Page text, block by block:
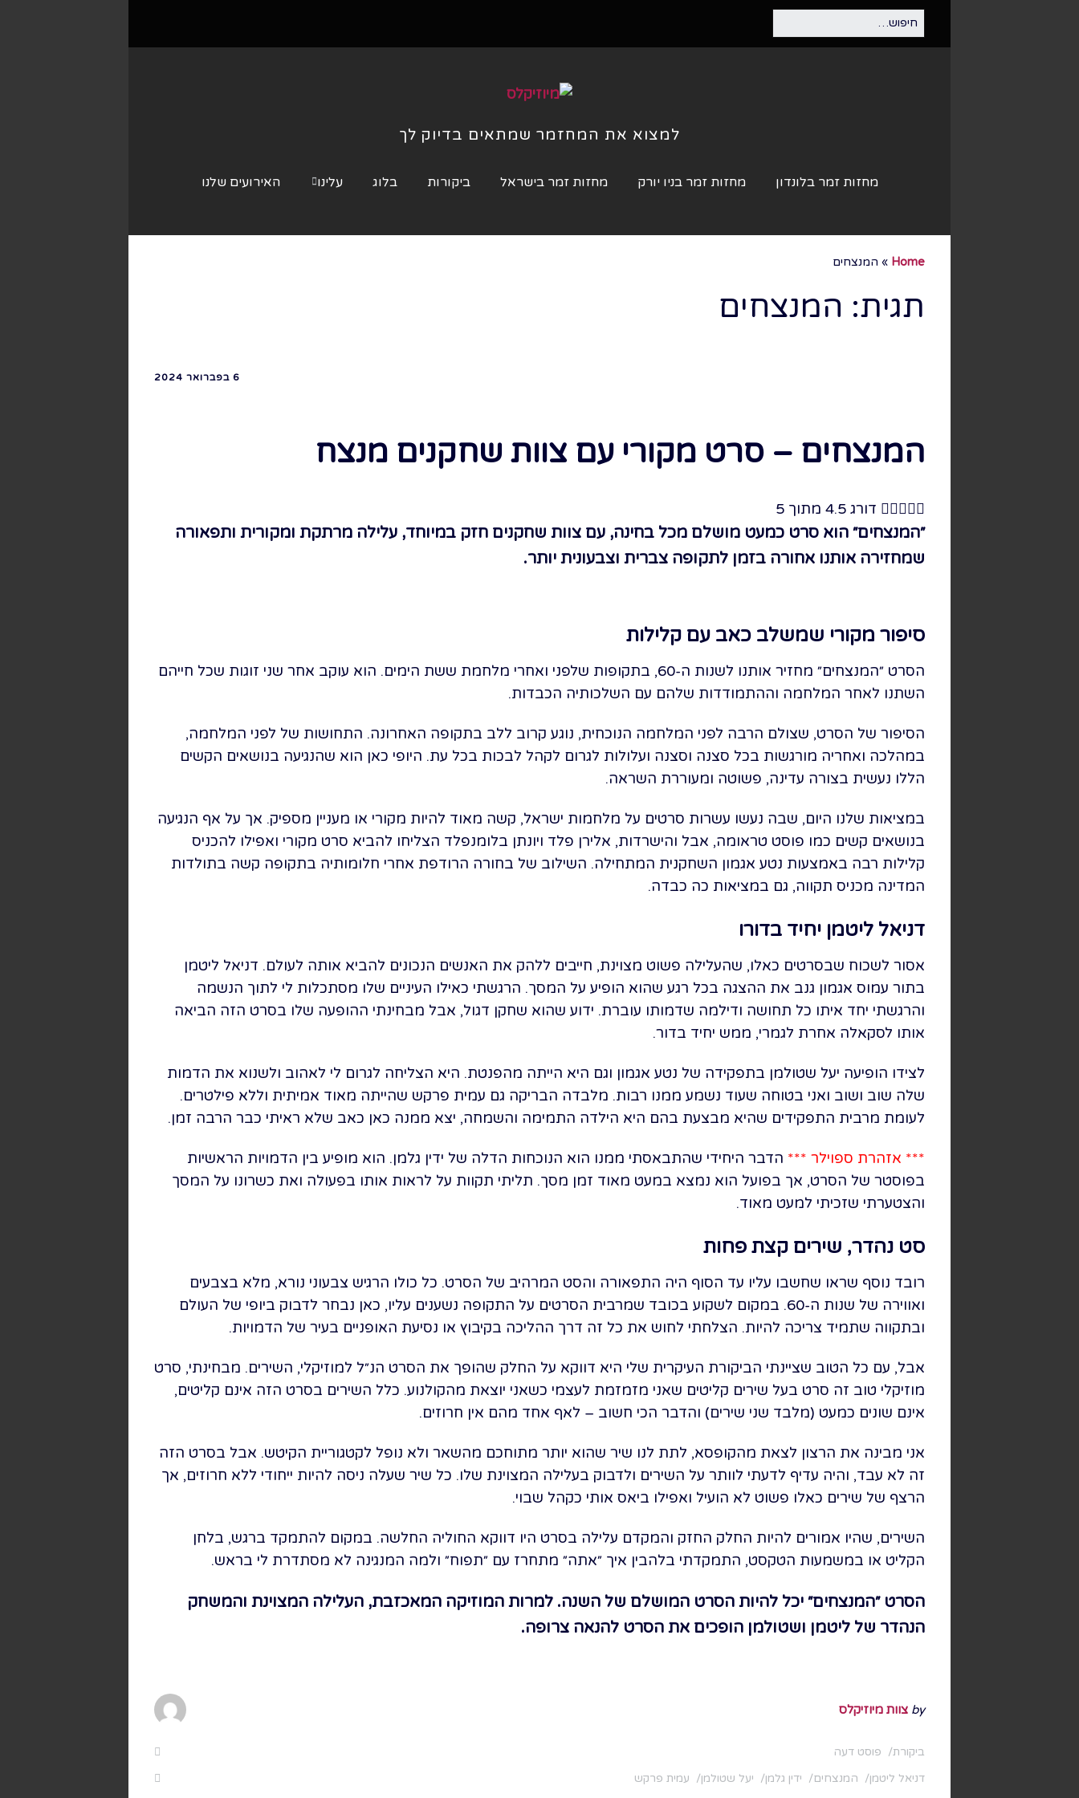
למצוא את המחזמר שמתאים בדיוק לך
מחזות זמר בלונדון מחזות זמר בניו יורק מחזות זמר בישראל ביקורות בלוג עלינו האירועים שלנו
Home
» המנצחים
תגית: המנצחים
6 בפברואר 2024
המנצחים – סרט מקורי עם צוות שחקנים מנצח
 דורג 4.5 מתוך 5
״המנצחים״ הוא סרט כמעט מושלם מכל בחינה, עם צוות שחקנים חזק במיוחד, עלילה מרתקת ומקורית ותפאורה
שמחזירה אותנו אחורה בזמן לתקופה צברית וצבעונית יותר.
סיפור מקורי שמשלב כאב עם קלילות
הסרט ״המנצחים״ מחזיר אותנו לשנות ה-60, בתקופות שלפני ואחרי מלחמת ששת הימים. הוא עוקב אחר שני זוגות שכל חייהם
השתנו לאחר המלחמה וההתמודדות שלהם עם השלכותיה הכבדות.
הסיפור של הסרט, שצולם הרבה לפני המלחמה הנוכחית, נוגע קרוב ללב בתקופה האחרונה. התחושות של לפני המלחמה,
במהלכה ואחריה מורגשות בכל סצנה וסצנה ועלולות לגרום לקהל לבכות בכל עת. היופי כאן הוא שהנגיעה בנושאים הקשים
הללו נעשית בצורה עדינה, פשוטה ומעוררת השראה.
במציאות שלנו היום, שבה נעשו עשרות סרטים על מלחמות ישראל, קשה מאוד להיות מקורי או מעניין מספיק. אך על אף הנגיעה
בנושאים קשים כמו פוסט טראומה, אבל והישרדות, אלירן פלד ויונתן בלומנפלד הצליחו להביא סרט מקורי ואפילו להכניס
קלילות רבה באמצעות נטע אגמון השחקנית המתחילה. השילוב של בחורה הרודפת אחרי חלומותיה בתקופה קשה בתולדות
המדינה מכניס תקווה, גם במציאות כה כבדה.
דניאל ליטמן יחיד בדורו
אסור לשכוח שבסרטים כאלו, שהעלילה פשוט מצוינת, חייבים ללהק את האנשים הנכונים להביא אותה לעולם. דניאל ליטמן
בתור עמוס אגמון גנב את ההצגה בכל רגע שהוא הופיע על המסך. הרגשתי כאילו העיניים שלו מסתכלות לי לתוך הנשמה
והרגשתי יחד איתו כל תחושה ודילמה שדמותו עוברת. ידוע שהוא שחקן דגול, אבל מבחינתי ההופעה שלו בסרט הזה הביאה
אותו לסקאלה אחרת לגמרי, ממש יחיד בדור.
לצידו הופיעה יעל שטולמן בתפקידה של נטע אגמון וגם היא הייתה מהפנטת. היא הצליחה לגרום לי לאהוב ולשנוא את הדמות
שלה שוב ושוב ואני בטוחה שעוד נשמע ממנו רבות. מלבדה הבריקה גם עמית פרקש שהייתה מאוד אמיתית וללא פילטרים.
לעומת מרבית התפקידים שהיא מבצעת בהם היא הילדה התמימה והשמחה, יצא ממנה כאן כאב שלא ראיתי כבר הרבה זמן.
*** אזהרת ספוילר *** הדבר היחידי שהתבאסתי ממנו הוא הנוכחות הדלה של ידין גלמן. הוא מופיע בין הדמויות הראשיות
בפוסטר של הסרט, אך בפועל הוא נמצא במעט מאוד זמן מסך. תליתי תקוות על לראות אותו בפעולה ואת כשרונו על המסך
והצטערתי שזכיתי למעט מאוד.
סט נהדר, שירים קצת פחות
רובד נוסף שראו שחשבו עליו עד הסוף היה התפאורה והסט המרהיב של הסרט. כל כולו הרגיש צבעוני נורא, מלא בצבעים
ואווירה של שנות ה-60. במקום לשקוע בכובד שמרבית הסרטים על התקופה נשענים עליו, כאן נבחר לדבוק ביופי של העולם
ובתקווה שתמיד צריכה להיות. הצלחתי לחוש את כל זה דרך ההליכה בקיבוץ או נסיעת האופניים בעיר של הדמויות.
אבל, עם כל הטוב שציינתי הביקורת העיקרית שלי היא דווקא על החלק שהופך את הסרט הנ״ל למוזיקלי, השירים. מבחינתי, סרט
מוזיקלי טוב זה סרט בעל שירים קליטים שאני מזמזמת לעצמי כשאני יוצאת מהקולנוע. כלל השירים בסרט הזה אינם קליטים,
אינם שונים כמעט (מלבד שני שירים) והדבר הכי חשוב – לאף אחד מהם אין חרוזים.
אני מבינה את הרצון לצאת מהקופסא, לתת לנו שיר שהוא יותר מתוחכם מהשאר ולא נופל לקטגוריית הקיטש. אבל בסרט הזה
זה לא עבד, והיה עדיף לדעתי לוותר על השירים ולדבוק בעלילה המצוינת שלו. כל שיר שעלה ניסה להיות ייחודי ללא חרוזים, אך
הרצף של שירים כאלו פשוט לא הועיל ואפילו ביאס אותי כקהל שבוי.
השירים, שהיו אמורים להיות החלק החזק והמקדם עלילה בסרט היו דווקא החוליה החלשה. במקום להתמקד ברגש, בלחן
הקליט או במשמעות הטקסט, התמקדתי בלהבין איך ״אתה״ מתחרז עם ״תפוח״ ולמה המנגינה לא מסתדרת לי בראש.
הסרט ״המנצחים״ יכל להיות הסרט המושלם של השנה. למרות המוזיקה המאכזבת, העלילה המצוינת והמשחק
הנהדר של ליטמן ושטולמן הופכים את הסרט להנאה צרופה.
by צוות מיוזיקלס
ביקורת
פוסט דעה
דניאל ליטמן
המנצחים ידין גלמן יעל שטולמן עמית פרקש